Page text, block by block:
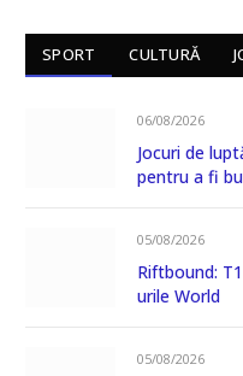
SPORT CULTURĂ
06/08/2026
Jocuri de
pentru a fi
05/08/2026
Riftbound:
urile World
05/08/2026